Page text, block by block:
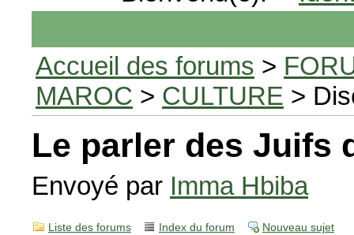
Accueil des forums >
MAROC > CULTURE >
Le parler des Juifs
Envoyé par Imma Hbiba
Liste des forums Index du forum Nouveau sujet